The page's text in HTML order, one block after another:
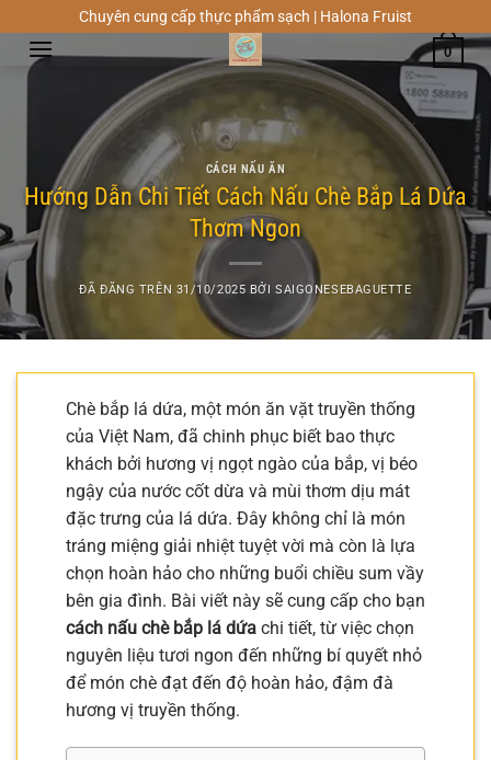
đến
Chuyên cung cấp thực phẩm sạch | Halona Fruist
0
CÁCH NẤU ĂN
Hướng Dẫn Chi Tiết Cách Nấu Chè Bắp Lá Dứa
Thơm Ngon
ĐÃ ĐĂNG TRÊN 31/10/2025 BỞISAIGONESEBAGUETTE
Chè bắp lá dứa, một món ăn vặt truyền thống
của Việt Nam, đã chinh phục biết bao thực
khách bởi hương vị ngọt ngào của bắp, vị béo
ngậy của nước cốt dừa và mùi thơm dịu mát
đặc trưng của lá dứa. Đây không chỉ là món
tráng miệng giải nhiệt tuyệt vời mà còn là lựa
chọn hoàn hảo cho những buổi chiều sum vầy
bên gia đình. Bài viết này sẽ cung cấp cho bạn
cách nấu chè bắp lá dứa chi tiết, từ việc chọn
nguyên liệu tươi ngon đến những bí quyết nhỏ
để món chè đạt đến độ hoàn hảo, đậm đà
hương vị truyền thống.